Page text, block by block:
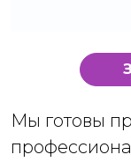
Мы готовы